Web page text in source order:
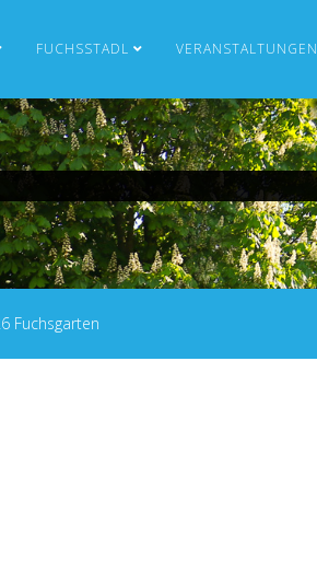
FUCHSSTADL VERANSTALTUNGEN
Fuchsgarten